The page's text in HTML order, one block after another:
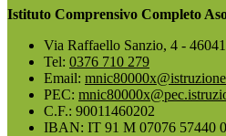
Istituto Comprensivo Completo
Via Raffaello Sanzio, 4 -
Tel: 0376 710 279
Email:
PEC:
C.F.: 90011460202
IBAN: IT 91 M 07076 57440